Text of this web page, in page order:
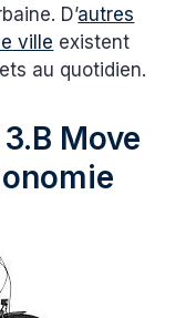
D’autres
ville existent
au quotidien.
Move